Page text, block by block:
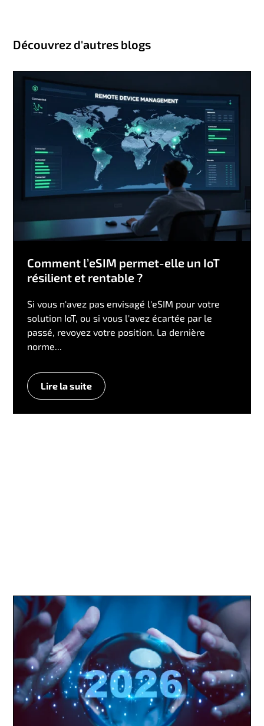
Découvrez d'autres blogs
Comment l’eSIM permet-elle un IoT
résilient et rentable ?
Si vous n'avez pas envisagé l'eSIM pour votre
solution IoT, ou si vous l'avez écartée par le
passé, revoyez votre position. La dernière
norme...
Lire la suite